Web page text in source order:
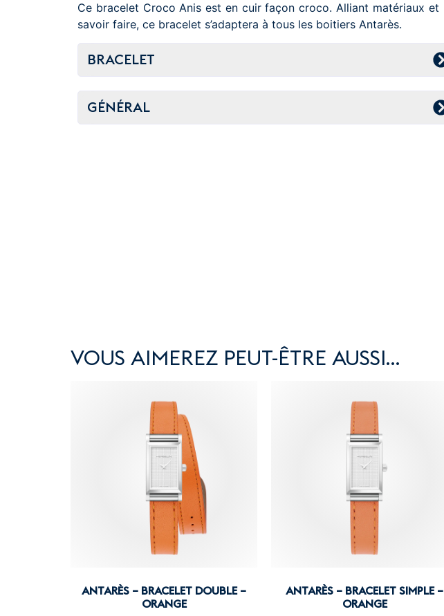
Ce bracelet Croco Anis est en cuir façon croco. Alliant matériaux et
savoir faire, ce bracelet s’adaptera à tous les boitiers Antarès.
BRACELET
GÉNÉRAL
VOUS AIMEREZ PEUT-ÊTRE AUSSI…
ANTARÈS – BRACELET DOUBLE –
ORANGE
ANTARÈS – BRACELET SIMPLE –
ORANGE